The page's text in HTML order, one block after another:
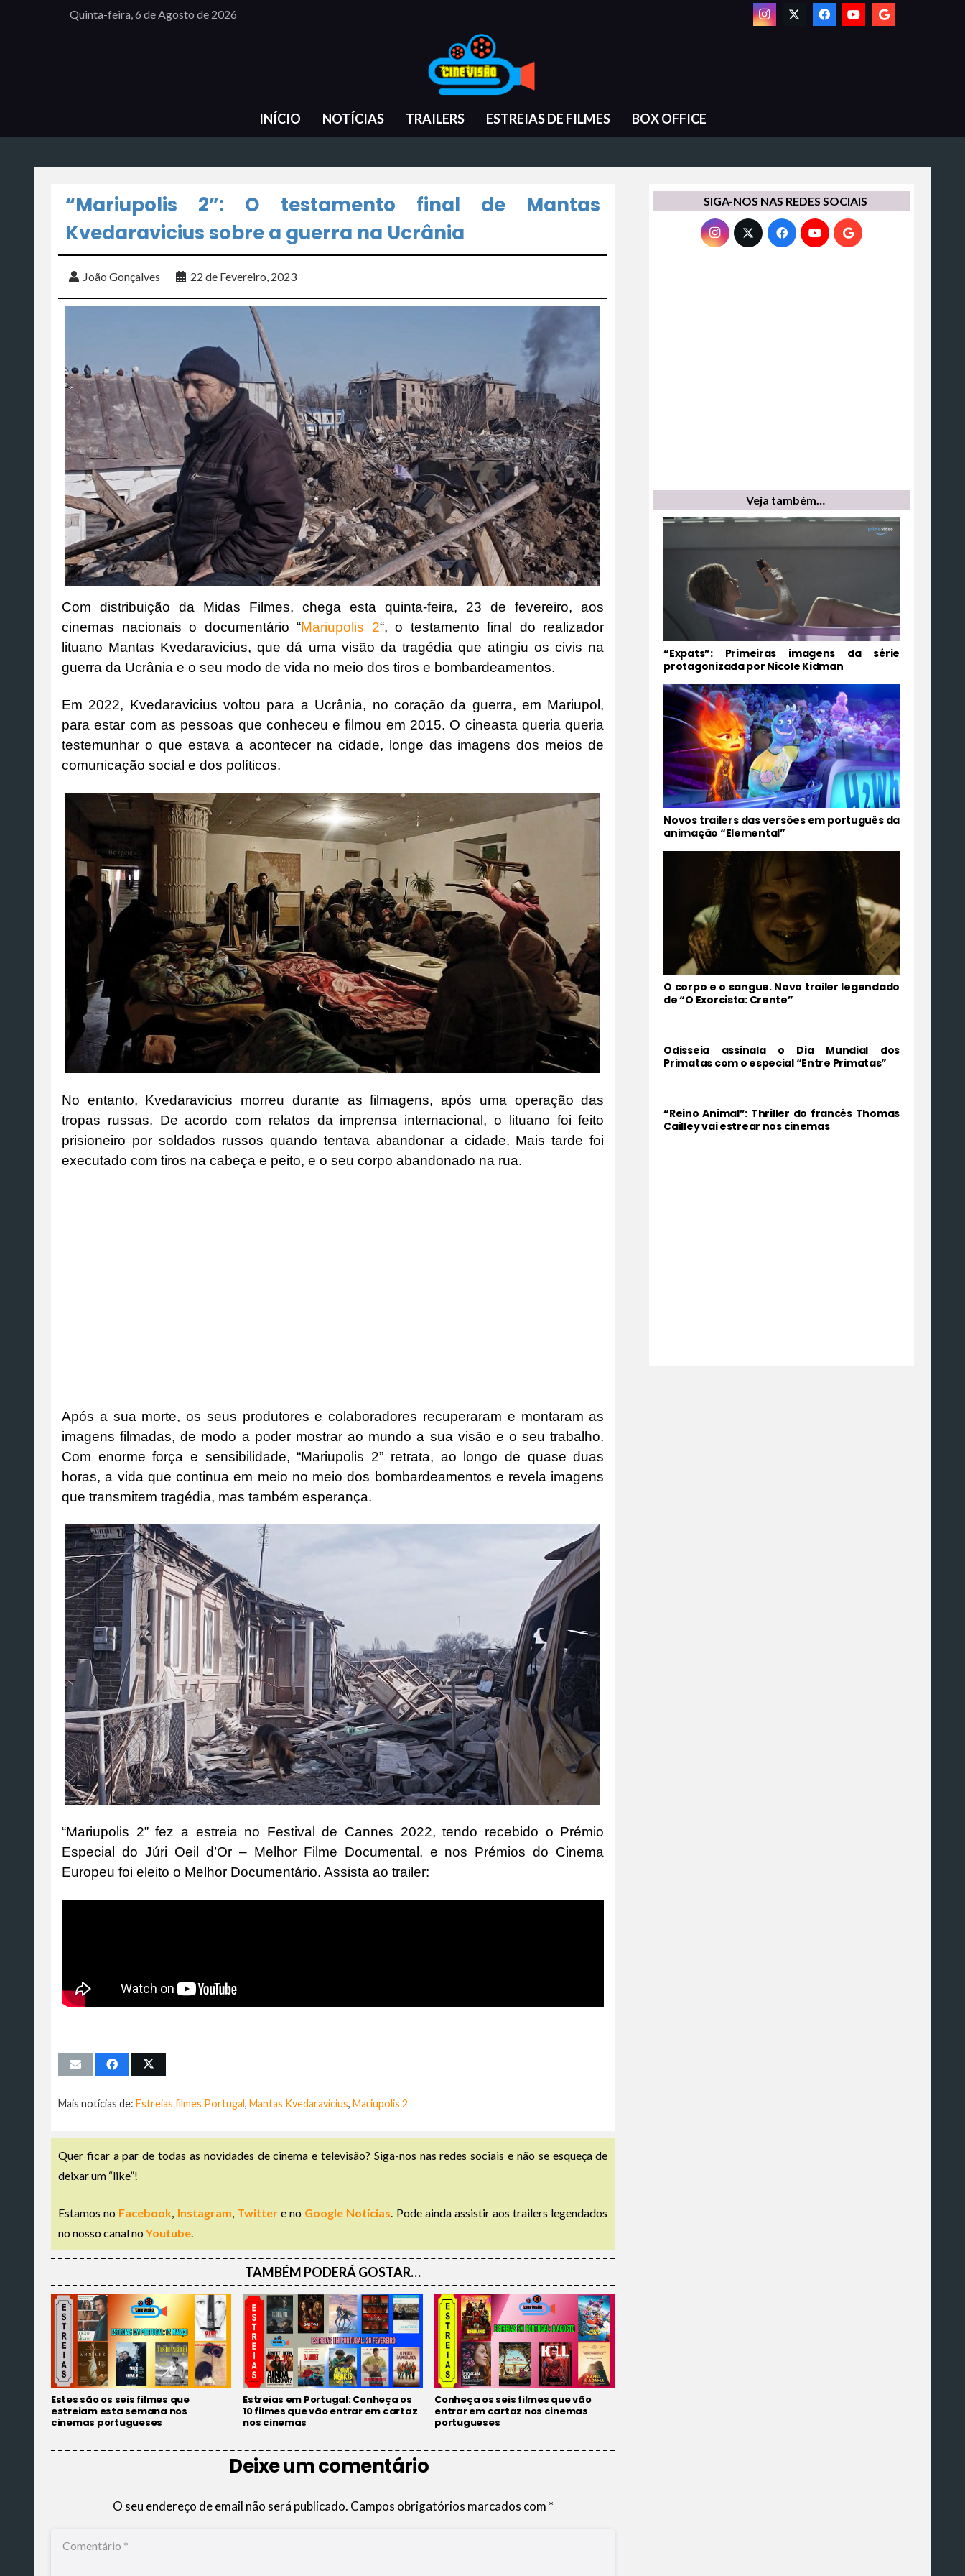
Quinta-feira, 6 de Agosto de 2026
INÍCIO NOTÍCIAS TRAILERS ESTREIAS DE FILMES BOX OFFICE
“Mariupolis 2”: O testamento final de Mantas
Kvedaravicius sobre a guerra na Ucrânia
João Gonçalves 22 de Fevereiro, 2023
Com distribuição da Midas Filmes, chega esta quinta-feira, 23 de fevereiro, aos
cinemas nacionais o documentário “Mariupolis 2“, o testamento final do realizador
lituano Mantas Kvedaravicius, que dá uma visão da tragédia que atingiu os civis na
guerra da Ucrânia e o seu modo de vida no meio dos tiros e bombardeamentos.
Em 2022, Kvedaravicius voltou para a Ucrânia, no coração da guerra, em Mariupol,
para estar com as pessoas que conheceu e filmou em 2015. O cineasta queria queria
testemunhar o que estava a acontecer na cidade, longe das imagens dos meios de
comunicação social e dos políticos.
No entanto, Kvedaravicius morreu durante as filmagens, após uma operação das
tropas russas. De acordo com relatos da imprensa internacional, o lituano foi feito
prisioneiro por soldados russos quando tentava abandonar a cidade. Mais tarde foi
executado com tiros na cabeça e peito, e o seu corpo abandonado na rua.
Após a sua morte, os seus produtores e colaboradores recuperaram e montaram as
imagens filmadas, de modo a poder mostrar ao mundo a sua visão e o seu trabalho.
Com enorme força e sensibilidade, “Mariupolis 2” retrata, ao longo de quase duas
horas, a vida que continua em meio no meio dos bombardeamentos e revela imagens
que transmitem tragédia, mas também esperança.
“Mariupolis 2” fez a estreia no Festival de Cannes 2022, tendo recebido o Prémio
Especial do Júri Oeil d’Or – Melhor Filme Documental, e nos Prémios do Cinema
Europeu foi eleito o Melhor Documentário. Assista ao trailer:
Mais notícias de: Estreias filmes Portugal, Mantas Kvedaravicius, Mariupolis 2
Quer ficar a par de todas as novidades de cinema e televisão? Siga-nos nas redes sociais e não se esqueça de
deixar um “like”!
Estamos no Facebook, Instagram, Twittere no Google Notícias. Pode ainda assistir aos trailers legendados
no nosso canal noYoutube.
TAMBÉM PODERÁ GOSTAR…
Estes são os seis filmes que
estreiam esta semana nos
cinemas portugueses
Estreias em Portugal: Conheça os
10 filmes que vão entrar em cartaz
nos cinemas
Conheça os seis filmes que vão
entrar em cartaz nos cinemas
portugueses
Deixe um comentário
O seu endereço de email não será publicado. Campos obrigatórios marcados com *
SIGA-NOS NAS REDES SOCIAIS
Veja também…
“Expats”: Primeiras imagens da série
protagonizada por Nicole Kidman
Novos trailers das versões em português da
animação “Elemental”
O corpo e o sangue. Novo trailer legendado
de “O Exorcista: Crente”
Odisseia assinala o Dia Mundial dos
Primatas com o especial “Entre Primatas”
“Reino Animal”: Thriller do francês Thomas
Cailley vai estrear nos cinemas